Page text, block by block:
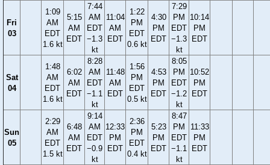
Fri
03
1:09
AM
EDT
1.6 kt
5:15
AM
EDT
7:44
AM
EDT
−1.3
kt
11:04
AM
EDT
1:22
PM
EDT
0.6 kt
4:30
PM
EDT
7:29
PM
EDT
−1.3
kt
10:14
PM
EDT
Sat
04
1:48
AM
EDT
1.6 kt
6:02
AM
EDT
8:28
AM
EDT
−1.1
kt
11:48
AM
EDT
1:56
PM
EDT
0.5 kt
4:53
PM
EDT
8:05
PM
EDT
−1.2
kt
10:52
PM
EDT
Sun
05
2:29
AM
EDT
1.5 kt
6:48
AM
EDT
9:14
AM
EDT
−0.9
kt
12:33
PM
EDT
2:36
PM
EDT
0.4 kt
5:23
PM
EDT
8:47
PM
EDT
−1.1
kt
11:33
PM
EDT